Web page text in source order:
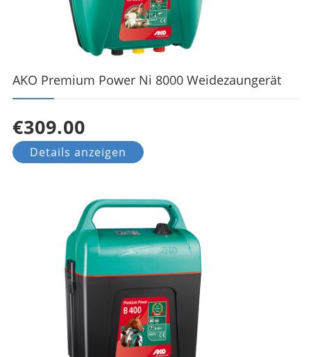
AKO Premium Power Ni 8000 Weidezaungerät
€309.00
Details anzeigen